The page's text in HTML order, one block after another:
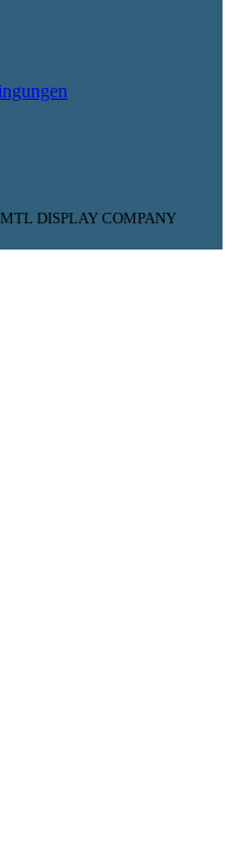
DISPLAY COMPANY